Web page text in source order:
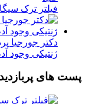
فیلتر ترک
دکتر جورجیا
ژنتیکی وجود
پست های پربازدید